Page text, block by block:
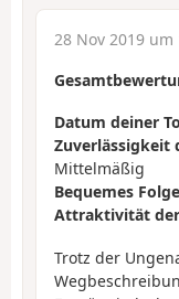
28 Nov 2019 um
Datum deiner
Zuverlässigkeit
Mittelmäßig
Bequemes
Attraktivität
Trotz der